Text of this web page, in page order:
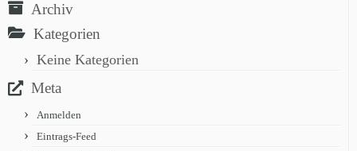
Archiv
Kategorien
Keine Kategorien
Meta
Anmelden
Eintrags-Feed